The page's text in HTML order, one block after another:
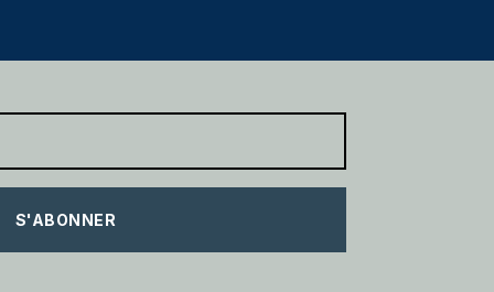
S'ABONNER